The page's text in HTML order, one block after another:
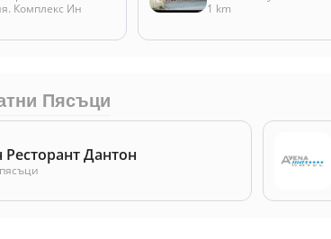
Комплекс Ин
1 km
Пясъци
Ресторант Дантон